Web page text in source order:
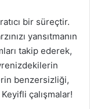
bir süreçtir.
yansıtmanın
takip ederek,
benzersizliği,
çalışmalar!